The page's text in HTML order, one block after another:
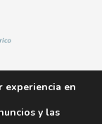
experiencia en
y las